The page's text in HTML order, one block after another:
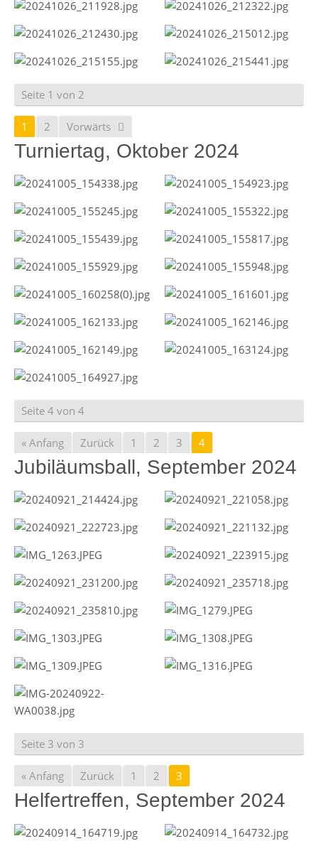
Seite 1 von 2
1 2 Vorwärts
Turniertag, Oktober 2024
Seite 4 von 4
« Anfang Zurück 1 2 3 4
Jubiläumsball, September 2024
Seite 3 von 3
« Anfang Zurück 1 2 3
Helfertreffen, September 2024